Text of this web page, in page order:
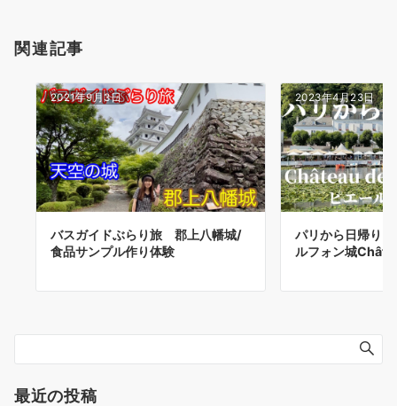
関連記事
2021年9月3日
バスガイドぶらり旅 郡上八幡城/
食品サンプル作り体験
2023年4月23日
パリから日帰り
ルフォン城
最近の投稿